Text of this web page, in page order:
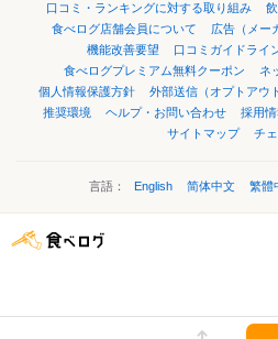
口コミ・ランキングに対する取り組み
食べログ店舗会員について
広告（メー
機能改善要望
口コミガイドライ
食べログプレミアム無料クーポン
ネ
個人情報保護方針
外部送信（オプトアウ
推奨環境
ヘルプ・お問い合わせ 採用情
サイトマップ
チ
言語： English 简体中文 繁體